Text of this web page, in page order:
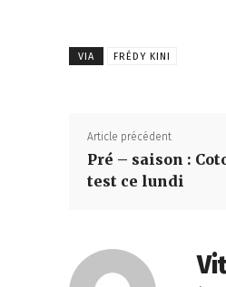
VIA FRÉDY KINI
Article précédent
Pré – saison :
test ce lundi